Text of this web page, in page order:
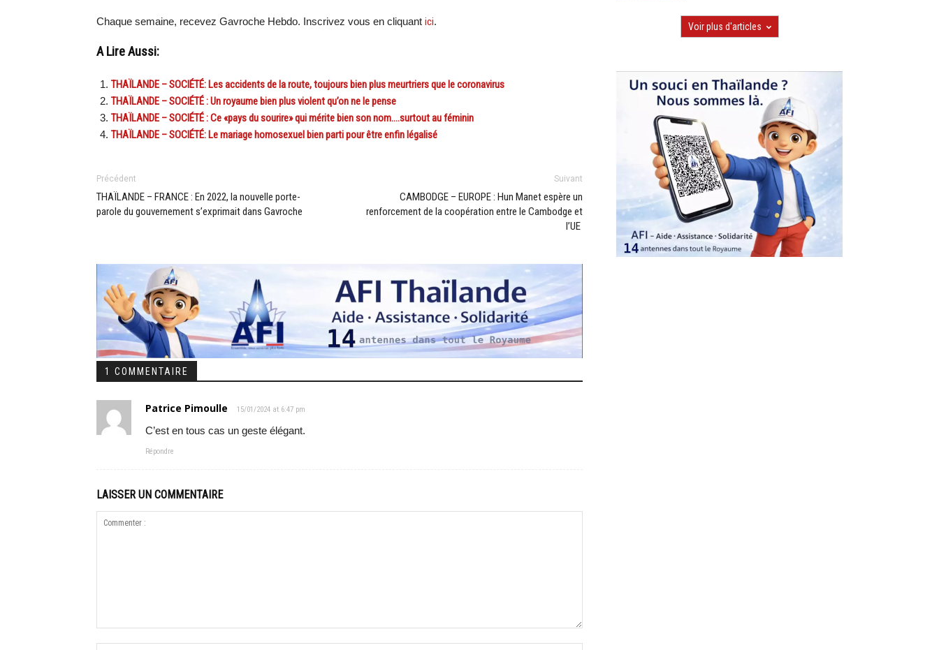
Chaque semaine, recevez Gavroche Hebdo. Inscrivez vous en cliquant ici.
A Lire Aussi:
THAÏLANDE – SOCIÉTÉ: Les accidents de la route, toujours bien plus meurtriers que le coronavirus
THAÏLANDE – SOCIÉTÉ : Un royaume bien plus violent qu’on ne le pense
THAÏLANDE – SOCIÉTÉ : Ce «pays du sourire» qui mérite bien son nom….surtout au féminin
THAÏLANDE – SOCIÉTÉ: Le mariage homosexuel bien parti pour être enfin légalisé
Précédent
THAÏLANDE – FRANCE : En 2022, la nouvelle porte-
parole du gouvernement s’exprimait dans Gavroche
Suivant
CAMBODGE – EUROPE : Hun Manet espère un
renforcement de la coopération entre le Cambodge et
l’UE
1 COMMENTAIRE
Patrice Pimoulle 15/01/2024 at 6:47 pm
C’est en tous cas un geste élégant.
Répondre
LAISSER UN COMMENTAIRE
Voir plus d'articles